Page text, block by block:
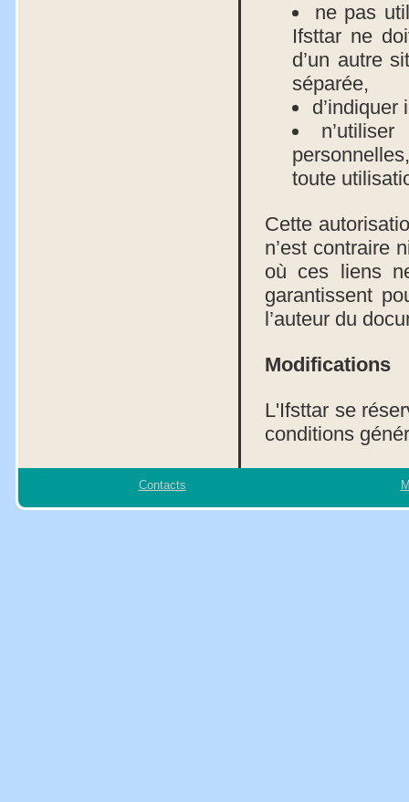
ne pas
Ifsttar ne
d’un autre
séparée,
toute
Cette
n’est contraire
où ces liens
garantissent
l’auteur du
Modifications
L'Ifsttar se
conditions
Contacts